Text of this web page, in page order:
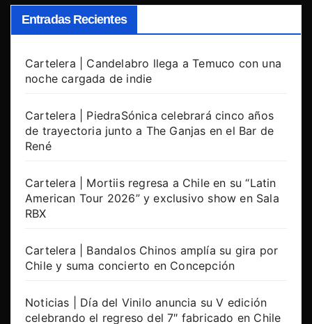
Entradas Recientes
Cartelera | Candelabro llega a Temuco con una
noche cargada de indie
Cartelera | PiedraSónica celebrará cinco años
de trayectoria junto a The Ganjas en el Bar de
René
Cartelera | Mortiis regresa a Chile en su “Latin
American Tour 2026” y exclusivo show en Sala
RBX
Cartelera | Bandalos Chinos amplía su gira por
Chile y suma concierto en Concepción
Noticias | Día del Vinilo anuncia su V edición
celebrando el regreso del 7″ fabricado en Chile